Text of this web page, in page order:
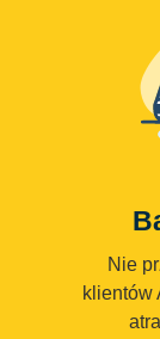
Nie
klientów